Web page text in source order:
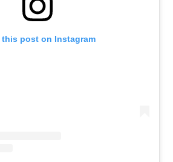
this post on Instagram